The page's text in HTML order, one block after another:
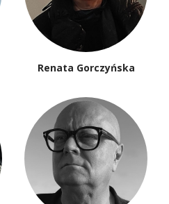
Renata Gorczyńska